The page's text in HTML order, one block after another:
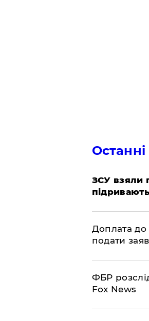
ЗСУ взяли
Доплата до
подати
ФБР
Fox News